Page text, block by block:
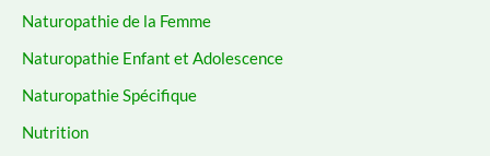
Naturopathie de la Femme
Naturopathie Enfant et Adolescence
Naturopathie Spécifique
Nutrition